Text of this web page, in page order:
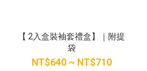
【 2入盒裝袖套禮盒】｜附提
袋
NT$640 ~ NT$710